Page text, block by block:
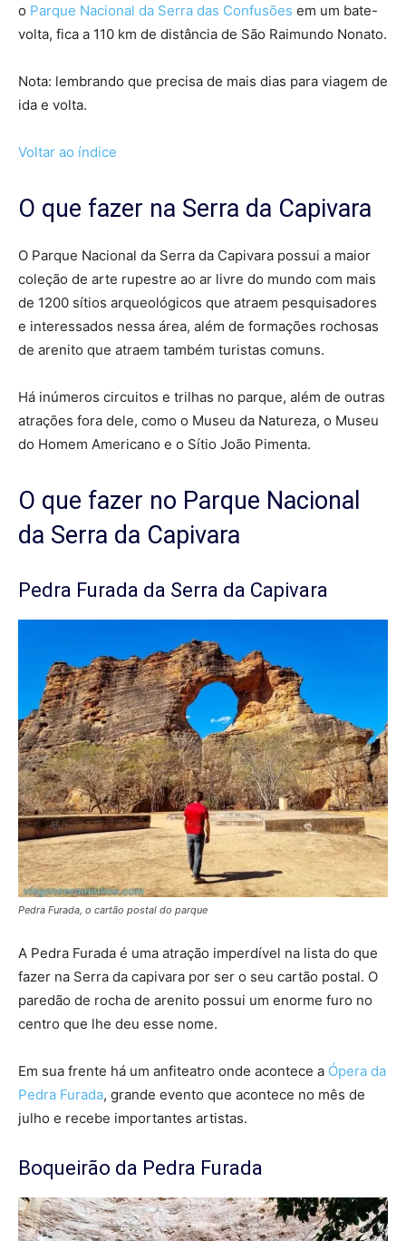
o Parque Nacional da Serra das Confusões em um bate-
volta, fica a 110 km de distância de São Raimundo Nonato.
Nota: lembrando que precisa de mais dias para viagem de
ida e volta.
Voltar ao índice
O que fazer na Serra da Capivara
O Parque Nacional da Serra da Capivara possui a maior
coleção de arte rupestre ao ar livre do mundo com mais
de 1200 sítios arqueológicos que atraem pesquisadores
e interessados nessa área, além de formações rochosas
de arenito que atraem também turistas comuns.
Há inúmeros circuitos e trilhas no parque, além de outras
atrações fora dele, como o Museu da Natureza, o Museu
do Homem Americano e o Sítio João Pimenta.
O que fazer no Parque Nacional
da Serra da Capivara
Pedra Furada da Serra da Capivara
Pedra Furada, o cartão postal do parque
A Pedra Furada é uma atração imperdível na lista do que
fazer na Serra da capivara por ser o seu cartão postal. O
paredão de rocha de arenito possui um enorme furo no
centro que lhe deu esse nome.
Em sua frente há um anfiteatro onde acontece a Ópera da
Pedra Furada, grande evento que acontece no mês de
julho e recebe importantes artistas.
Boqueirão da Pedra Furada